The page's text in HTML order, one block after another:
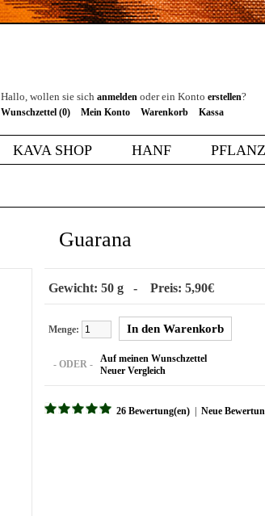
Hallo, wollen sie sich anmelden oder ein Konto erstellen?
Wunschzettel (0) Mein Konto Warenkorb Kassa
KAVA SHOP HANF
Guarana
Gewicht: 50 g - Preis: 5,90€
Menge:
- ODER -
Auf meinen Wunschzettel
Neuer Vergleich
26 Bewertung(en) Neue